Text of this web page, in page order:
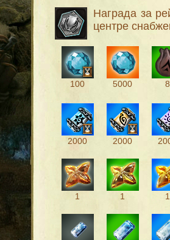
Награда за
центре
100 5000 8
2000 2000
1 1 1